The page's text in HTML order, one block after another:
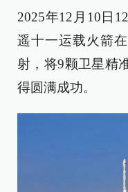
2025年12月10日
遥十一运载火箭
射，将9颗卫星精
得圆满成功。